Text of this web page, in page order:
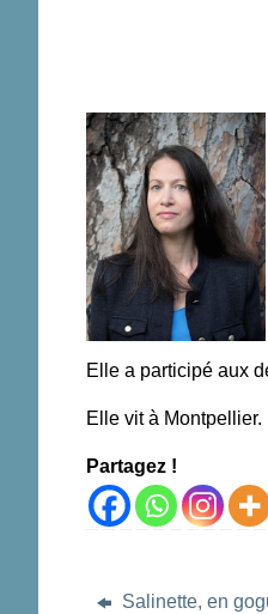
Elle a participé aux
Elle vit à Montpellier.
Partagez !
Salinette, en